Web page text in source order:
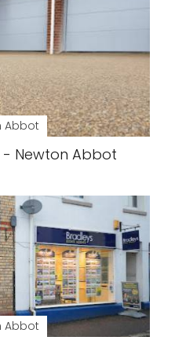
Abbot
- Newton Abbot
Abbot